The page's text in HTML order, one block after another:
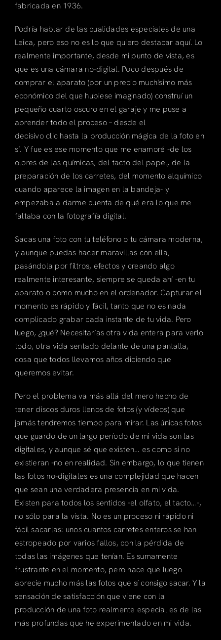
fabricada en 1936.
Podría hablar de las cualidades especiales de una
Leica, pero eso no es lo que quiero destacar aquí. Lo
realmente importante, desde mi punto de vista, es
que es una cámara no-digital. Poco después de
comprar el aparato (por un precio muchísimo más
económico del que hubiese imaginado) construí un
pequeño cuarto oscuro en el garaje y me puse a
aprender todo el proceso – desde el
decisivo clic hasta la producción mágica de la foto en
sí. Y fue es ese momento que me enamoré -de los
olores de las químicas, del tacto del papel, de la
preparación de los carretes, del momento alquímico
cuando aparece la imagen en la bandeja- y
empezaba a darme cuenta de qué era lo que me
faltaba con la fotografía digital.
Sacas una foto con tu teléfono o tu cámara moderna,
y aunque puedas hacer maravillas con ella,
pasándola por filtros, efectos y creando algo
realmente interesante, siempre se queda ahí -en tu
aparato o como mucho en el ordenador. Capturar el
momento es rápido y fácil, tanto que no es nada
complicado grabar cada instante de tu vida. Pero
luego, ¿qué? Necesitarías otra vida entera para verlo
todo, otra vida sentado delante de una pantalla,
cosa que todos llevamos años diciendo que
queremos evitar.
Pero el problema va más allá del mero hecho de
tener discos duros llenos de fotos (y vídeos) que
jamás tendremos tiempo para mirar. Las únicas fotos
que guardo de un largo período de mi vida son las
digitales, y aunque sé que existen… es como si no
existieran -no en realidad. Sin embargo, lo que tienen
las fotos no-digitales es una complejidad que hacen
que sean una verdadera presencia en mi vida.
Existen para todos los sentidos -el olfato, el tacto…-,
no sólo para la vista. No es un proceso ni rápido ni
fácil sacarlas: unos cuantos carretes enteros se han
estropeado por varios fallos, con la pérdida de
todas las imágenes que tenían. Es sumamente
frustrante en el momento, pero hace que luego
aprecie mucho más las fotos que sí consigo sacar. Y la
sensación de satisfacción que viene con la
producción de una foto realmente especial es de las
más profundas que he experimentado en mi vida.